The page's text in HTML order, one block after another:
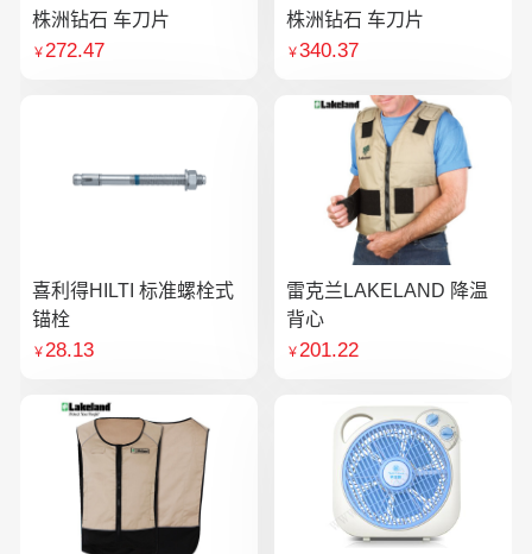
株洲钻石 车刀片
￥272.47
株洲钻石 车刀片
￥340.37
喜利得HILTI 标准螺栓式
锚栓
￥28.13
雷克兰LAKELAND 降温
背心
￥201.22